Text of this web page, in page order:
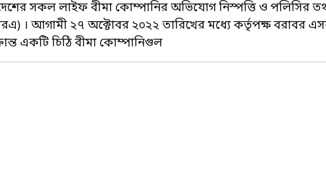
সকল লাইফ বীমা কোম্পানির অভিযোগ নিস্পত্তি ও পলিসির
। আগামী ২৭ অক্টোবর ২০২২ তারিখের মধ্যে কর্তৃপক্ষ বরাবর
একটি চিঠি বীমা কোম্পানিগুল